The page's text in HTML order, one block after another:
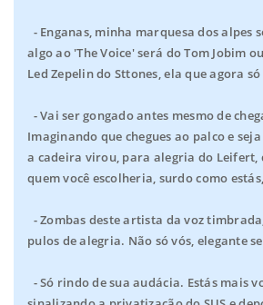
- Enganas, minha marquesa dos alpes
algo ao 'The Voice' será do Tom Jobim
Led Zepelin do Sttones, ela que agora
- Vai ser gongado antes mesmo de
Imaginando que chegues ao palco e
a cadeira virou, para alegria do Leifert,
quem você escolheria, surdo como
- Zombas deste artista da voz
pulos de alegria. Não só vós, elegante
- Só rindo de sua audácia. Estás mais